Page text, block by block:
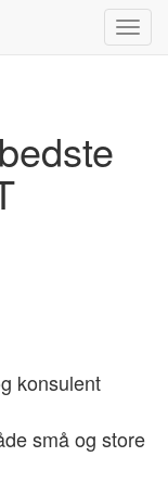
konsulent
små og store